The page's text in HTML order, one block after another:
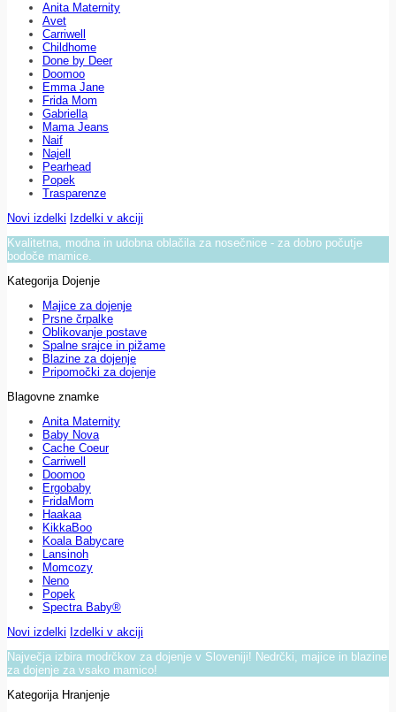
Anita Maternity
Avet
Carriwell
Childhome
Done by Deer
Doomoo
Emma Jane
Frida Mom
Gabriella
Mama Jeans
Naif
Najell
Pearhead
Popek
Trasparenze
Novi izdelki Izdelki v akciji
Kvalitetna, modna in udobna oblačila za nosečnice - za dobro počutje
bodoče mamice.
Kategorija Dojenje
Majice za dojenje
Prsne črpalke
Oblikovanje postave
Spalne srajce in pižame
Blazine za dojenje
Pripomočki za dojenje
Blagovne znamke
Anita Maternity
Baby Nova
Cache Coeur
Carriwell
Doomoo
Ergobaby
FridaMom
Haakaa
KikkaBoo
Koala Babycare
Lansinoh
Momcozy
Neno
Popek
Spectra Baby®
Novi izdelki Izdelki v akciji
Največja izbira modrčkov za dojenje v Sloveniji! Nedrčki, majice in blazine
za dojenje za vsako mamico!
Kategorija Hranjenje